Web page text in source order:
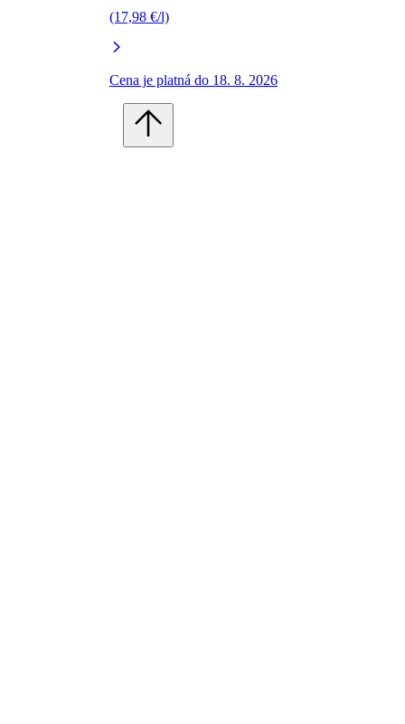
(17,98 €/l)
Cena je platná do 18. 8. 2026